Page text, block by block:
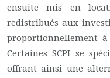
ensuite mis en
redistribués aux
proportionnellement
Certaines SCPI se
offrant ainsi une